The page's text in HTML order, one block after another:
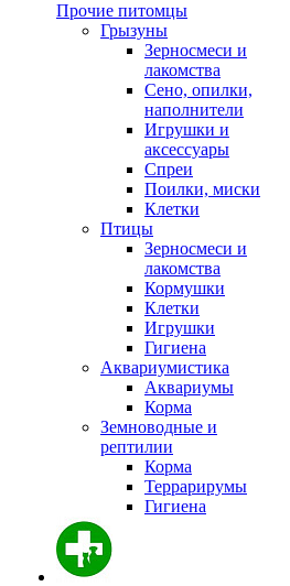
Прочие питомцы
Грызуны
Зерносмеси и
лакомства
Сено, опилки,
наполнители
Игрушки и
аксессуары
Спреи
Поилки, миски
Клетки
Птицы
Зерносмеси и
лакомства
Кормушки
Клетки
Игрушки
Гигиена
Аквариумистика
Аквариумы
Корма
Земноводные и
рептилии
Корма
Террарирумы
Гигиена